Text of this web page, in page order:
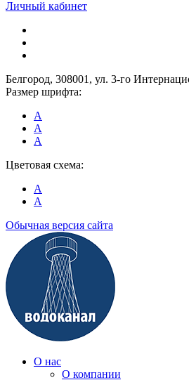
Личный кабинет
Белгород, 308001, ул. 3-го
Размер шрифта:
A
A
A
Цветовая схема:
A
A
Обычная версия сайта
О нас
О компании